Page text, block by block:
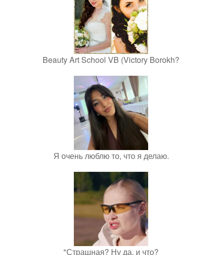
Beauty Art School VB (Victory Borokh?
Я очень люблю то, что я делаю.
"Страшная? Ну да, и что?